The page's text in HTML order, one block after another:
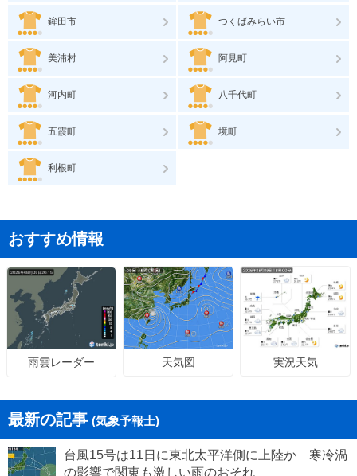
鉾田市 つくばみらい市
美浦村 阿見町
河内町 八千代町
五霞町 境町
利根町
おすすめ情報
雨雲レーダー 天気図 実況天気
最新の記事 (気象予報士)
台風15号は11日に東北太平洋側に上陸か 寒冷渦
の影響で関東も激しい雨のおそれ